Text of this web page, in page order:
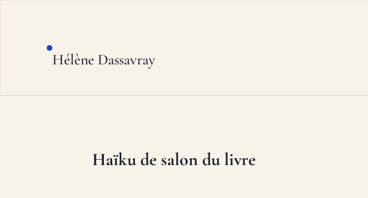
Hélène Dassavray
Haïku de salon du livre